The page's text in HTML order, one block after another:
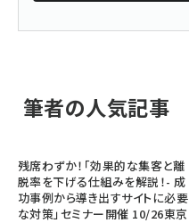
筆者の人気記事
残席わずか！「効果的な集客と離
脱率を下げる仕組みを解説！- 成
功事例から導き出すサイトに必要
な対策」セミナー開催 10/26東京